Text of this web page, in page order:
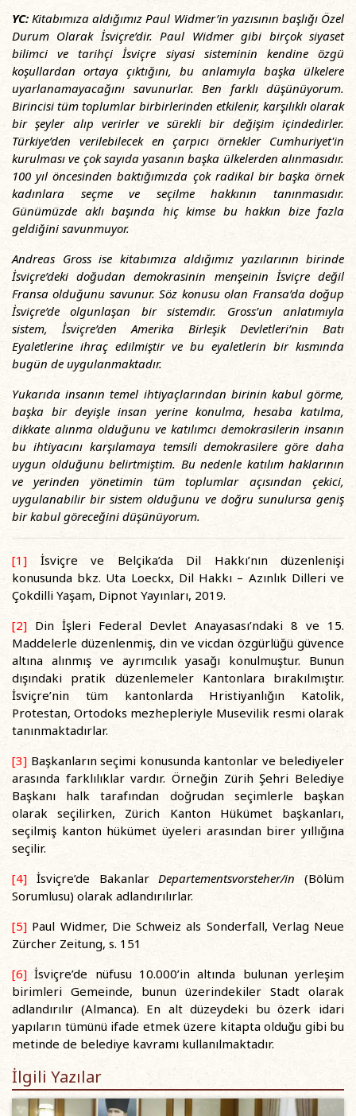
YC: Kitabımıza aldığımız Paul Widmer’in yazısının başlığı Özel
Durum Olarak İsviçre’dir. Paul Widmer gibi birçok siyaset
bilimci ve tarihçi İsviçre siyasi sisteminin kendine özgü
koşullardan ortaya çıktığını, bu anlamıyla başka ülkelere
uyarlanamayacağını savunurlar. Ben farklı düşünüyorum.
Birincisi tüm toplumlar birbirlerinden etkilenir, karşılıklı olarak
bir şeyler alıp verirler ve sürekli bir değişim içindedirler.
Türkiye’den verilebilecek en çarpıcı örnekler Cumhuriyet'in
kurulması ve çok sayıda yasanın başka ülkelerden alınmasıdır.
100 yıl öncesinden baktığımızda çok radikal bir başka örnek
kadınlara seçme ve seçilme hakkının tanınmasıdır.
Günümüzde aklı başında hiç kimse bu hakkın bize fazla
geldiğini savunmuyor.
Andreas Gross ise kitabımıza aldığımız yazılarının birinde
İsviçre’deki doğudan demokrasinin menşeinin İsviçre değil
Fransa olduğunu savunur. Söz konusu olan Fransa’da doğup
İsviçre’de olgunlaşan bir sistemdir. Gross’un anlatımıyla
sistem, İsviçre’den Amerika Birleşik Devletleri’nin Batı
Eyaletlerine ihraç edilmiştir ve bu eyaletlerin bir kısmında
bugün de uygulanmaktadır.
Yukarıda insanın temel ihtiyaçlarından birinin kabul görme,
başka bir deyişle insan yerine konulma, hesaba katılma,
dikkate alınma olduğunu ve katılımcı demokrasilerin insanın
bu ihtiyacını karşılamaya temsili demokrasilere göre daha
uygun olduğunu belirtmiştim. Bu nedenle katılım haklarının
ve yerinden yönetimin tüm toplumlar açısından çekici,
uygulanabilir bir sistem olduğunu ve doğru sunulursa geniş
bir kabul göreceğini düşünüyorum.
[1] İsviçre ve Belçika’da Dil Hakkı’nın düzenlenişi
konusunda bkz. Uta Loeckx, Dil Hakkı – Azınlık Dilleri ve
Çokdilli Yaşam, Dipnot Yayınları, 2019.
[2] Din İşleri Federal Devlet Anayasası’ndaki 8 ve 15.
Maddelerle düzenlenmiş, din ve vicdan özgürlüğü güvence
altına alınmış ve ayrımcılık yasağı konulmuştur. Bunun
dışındaki pratik düzenlemeler Kantonlara bırakılmıştır.
İsviçre’nin tüm kantonlarda Hristiyanlığın Katolik,
Protestan, Ortodoks mezhepleriyle Musevilik resmi olarak
tanınmaktadırlar.
[3] Başkanların seçimi konusunda kantonlar ve belediyeler
arasında farklılıklar vardır. Örneğin Zürih Şehri Belediye
Başkanı halk tarafından doğrudan seçimlerle başkan
olarak seçilirken, Zürich Kanton Hükümet başkanları,
seçilmiş kanton hükümet üyeleri arasından birer yıllığına
seçilir.
[4] İsviçre’de BakanlarDepartementsvorsteher/in (Bölüm
Sorumlusu) olarak adlandırılırlar.
[5] Paul Widmer, Die Schweiz als Sonderfall, Verlag Neue
Zürcher Zeitung, s. 151
[6] İsviçre’de nüfusu 10.000’in altında bulunan yerleşim
birimleri Gemeinde, bunun üzerindekiler Stadt olarak
adlandırılır (Almanca). En alt düzeydeki bu özerk idari
yapıların tümünü ifade etmek üzere kitapta olduğu gibi bu
metinde de belediye kavramı kullanılmaktadır.
İlgili Yazılar